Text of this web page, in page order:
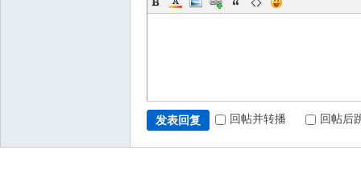
发表回复 回帖并转播 回帖后